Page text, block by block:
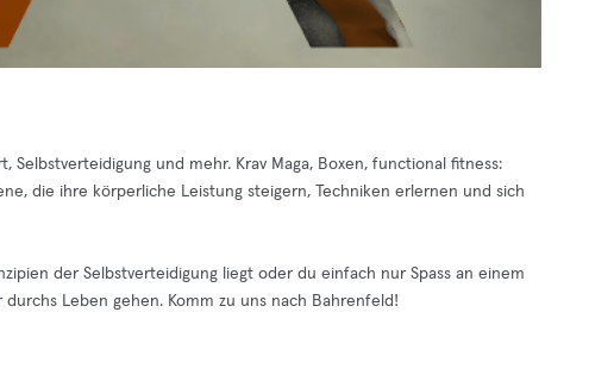
Selbstverteidigung und mehr. Krav Maga, Boxen, functional fitness:
die ihre körperliche Leistung steigern, Techniken erlernen und sich
der Selbstverteidigung liegt oder du einfach nur Spass an einem
Leben gehen. Komm zu uns nach Bahrenfeld!